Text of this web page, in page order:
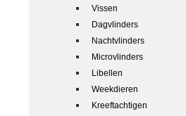
Vissen
Dagvlinders
Nachtvlinders
Microvlinders
Libellen
Weekdieren
Kreeftachtigen